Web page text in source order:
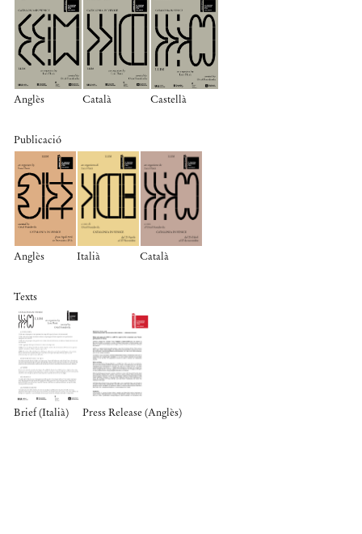
Anglès Català Castellà
Publicació
Anglès Italià Català
Texts
Brief (Italià) Press Release (Anglès)